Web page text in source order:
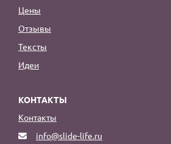
Цены
Отзывы
Тексты
Идеи
КОНТАКТЫ
Контакты
info@slide-life.ru